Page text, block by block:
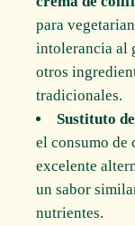
para
intolerancia al
otros
tradicionales.
Sustituto
el consumo
excelente
un sabor
nutrientes.